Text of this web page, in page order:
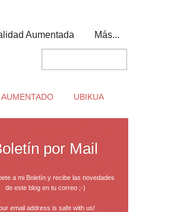
Aumentada Más...
UBIKUA
por Mail
a mi Boletín y recibe las novedades
de este blog en tu correo ;-)
email address is safe with us!